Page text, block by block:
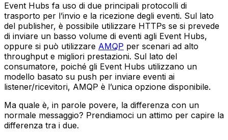
Event Hubs fa uso di due principali protocolli di
trasporto per l’invio e la ricezione degli eventi. Sul lato
del publisher, è possibile utilizzare HTTPs se si prevede
di inviare un basso volume di eventi agli Event Hubs,
oppure si può utilizzare AMQP per scenari ad alto
throughput e migliori prestazioni. Sul lato del
consumatore, poiché gli Event Hubs utilizzano un
modello basato su push per inviare eventi ai
listener/ricevitori, AMQP è l’unica opzione disponibile.
Ma quale è, in parole povere, la differenza con un
normale messaggio? Prendiamoci un attimo per capire la
differenza tra i due.